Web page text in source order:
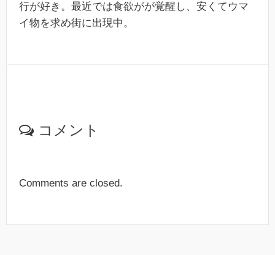
行が好き。最近では食欲がが覚醒し、安くてウマ
イ物を求め街に出現中。
コメント
Comments are closed.